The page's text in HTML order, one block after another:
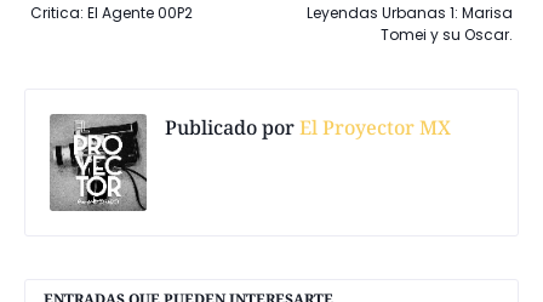
Leyendas Urbanas 1: Marisa
Tomei y su Oscar.
Critica: El Agente 00P2
Publicado porEl Proyector MX